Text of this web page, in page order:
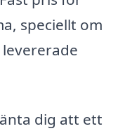
speciellt om
dig att ett